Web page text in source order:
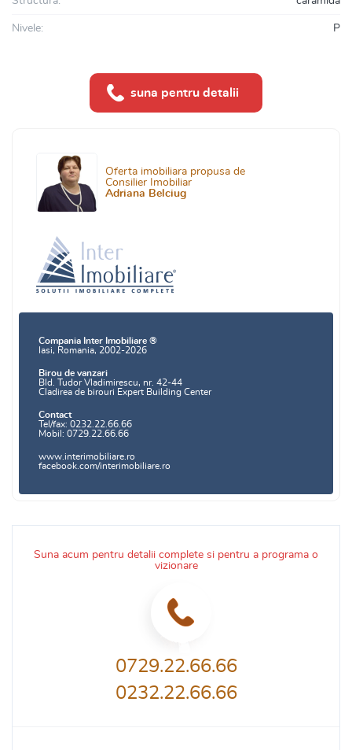
Suna acum pentru detalii complete si pentru a programa o
vizionare
0729.22.66.66
0232.22.66.66
Nivele: P
suna pentru detalii
Oferta imobiliara propusa de
Consilier Imobiliar
Adriana Belciug
Compania Inter Imobiliare ®
Iasi, Romania, 2002-2026
Birou de vanzari
Bld. Tudor Vladimirescu, nr. 42-44
Cladirea de birouri Expert Building Center
Contact
Tel/fax: 0232.22.66.66
Mobil: 0729.22.66.66
www.interimobiliare.ro
facebook.com/interimobiliare.ro